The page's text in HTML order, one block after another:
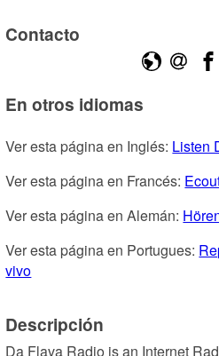
Contacto
En otros idiomas
Ver esta página en Inglés: Listen
Ver esta página en Francés:
Ver esta página en Alemán:
Ver esta página en Portugues:
vivo
Descripción
Da Flava Radio is an Internet